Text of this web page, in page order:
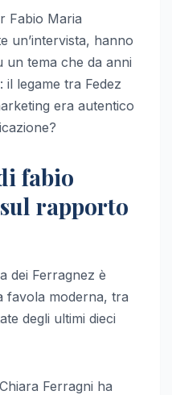
Fabio Maria
un’intervista, hanno
un tema che da anni
il legame tra Fedez
era autentico
fabio
rapporto
dei Ferragnez è
favola moderna, tra
degli ultimi dieci
Ferragni ha